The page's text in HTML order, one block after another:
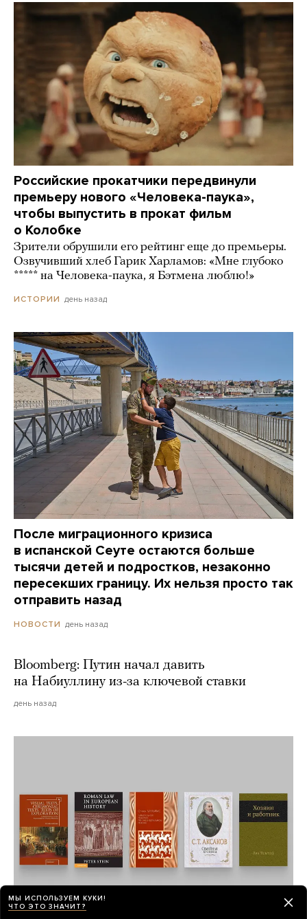
Российские прокатчики передвинули
премьеру нового «Человека-паука»,
чтобы выпустить в прокат фильм
о Колобке
Зрители обрушили его рейтинг еще до премьеры.
Озвучивший хлеб Гарик Харламов: «Мне глубоко
***** на Человека-паука, я Бэтмена люблю!»
ИСТОРИИ день назад
После миграционного кризиса
в испанской Сеуте остаются больше
тысячи детей и подростков, незаконно
пересекших границу. Их нельзя просто так
отправить назад
НОВОСТИ день назад
Bloomberg: Путин начал давить
на Набиуллину из-за ключевой ставки
день назад
МЫ ИСПОЛЬЗУЕМ КУКИ!
ЧТО ЭТО ЗНАЧИТ?